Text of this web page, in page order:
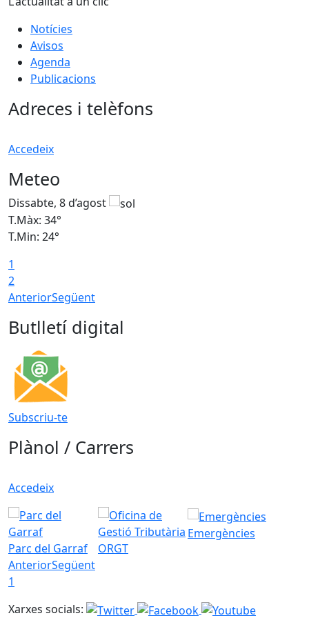
Notícies
Avisos
Agenda
Publicacions
Adreces i telèfons
Accedeix
Meteo
Dissabte, 8 d’agost
T.Màx: 34°
T.Min: 24°
1
2
AnteriorSegüent
Butlletí digital
Subscriu-te
Plànol / Carrers
Accedeix
Parc del Garraf ORGT
Emergències
AnteriorSegüent
1
Xarxes socials: